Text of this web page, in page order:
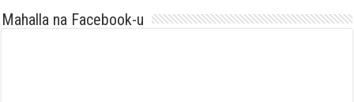
Mahalla na Facebook-u